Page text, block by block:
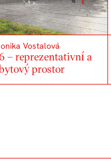
Vostalová
– reprezentativní a
prostor